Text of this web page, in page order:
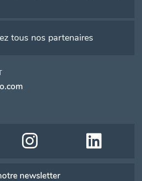
tous nos partenaires
newsletter